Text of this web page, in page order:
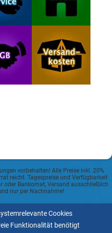
vorbehalten! Alle Preise inkl. 20%
reicht. Tagespreise und Verfügbarkeit
oder Bankomat, Versand ausschließlich
nur per Nachnahme!
Cookies
Funktionalität benötigt